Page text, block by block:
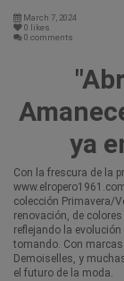
March 7, 2024
0 likes
0 comments
ya
Con la frescura de la
colección Primavera/
renovación, de
reflejando la
tomando. Con
Demoiselles, y
el futuro de la moda.